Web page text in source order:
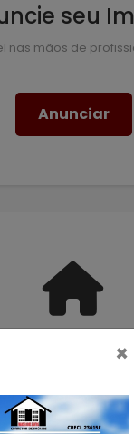
×
seu
nas mãos de
Anunciar
Solicitar
o imóvel que